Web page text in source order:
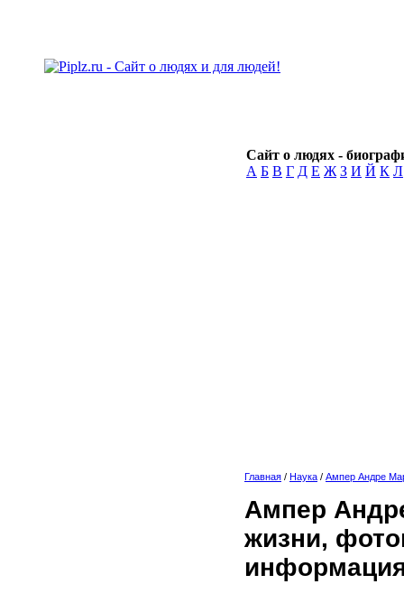
Сайт о людях -
А Б В Г Д Е Ж З И Й К Л
Главная / Наука / Ампер Андре
Ампер
жизни,